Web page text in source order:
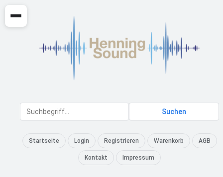
Suchen
Startseite Login Registrieren Warenkorb AGB
Kontakt Impressum